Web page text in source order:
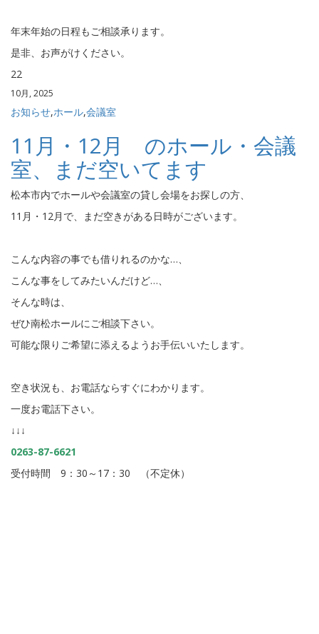
年末年始の日程もご相談承ります。
是非、お声がけください。
22
10月, 2025
お知らせ,ホール,会議室
11月・12月 のホール・会議
室、まだ空いてます
松本市内でホールや会議室の貸し会場をお探しの方、
11月・12月で、まだ空きがある日時がございます。
こんな内容の事でも借りれるのかな…、
こんな事をしてみたいんだけど…、
そんな時は、
ぜひ南松ホールにご相談下さい。
可能な限りご希望に添えるようお手伝いいたします。
空き状況も、お電話ならすぐにわかります。
一度お電話下さい。
↓↓↓
0263-87-6621
受付時間 9：30～17：30 （不定休）